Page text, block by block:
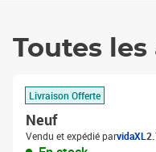
Toutes
Livraison Offerte
Neuf
Vendu et expédié parvidaXL